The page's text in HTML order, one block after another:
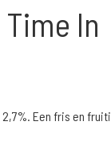
In
2,7%. Een fris en